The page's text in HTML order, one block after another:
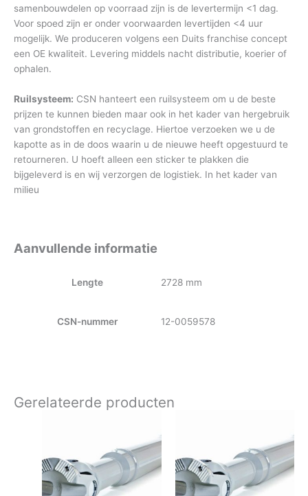
samenbouwdelen op voorraad zijn is de levertermijn <1 dag.
Voor spoed zijn er onder voorwaarden levertijden <4 uur
mogelijk. We produceren volgens een Duits franchise concept
een OE kwaliteit. Levering middels nacht distributie, koerier of
ophalen.
Ruilsysteem: CSN hanteert een ruilsysteem om u de beste
prijzen te kunnen bieden maar ook in het kader van hergebruik
van grondstoffen en recyclage. Hiertoe verzoeken we u de
kapotte as in de doos waarin u de nieuwe heeft opgestuurd te
retourneren. U hoeft alleen een sticker te plakken die
bijgeleverd is en wij verzorgen de logistiek. In het kader van
milieu
Aanvullende informatie
Lengte 2728 mm
CSN-nummer 12-0059578
Gerelateerde producten